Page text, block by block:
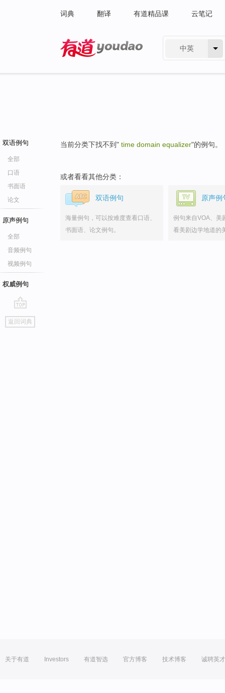
词典 翻译 有道精品课 云笔记
中英
双语例句
全部
口语
书面语
论文
原声例句
全部
音频例句
视频例句
权威例句
go
top
返回词典
当前分类下找不到" time domain equalizer"的例句。
或者看看其他分类：
双语例句
海量例句，可以按难度查看口语、
书面语、论文例句。
原声例
例句来自VOA、美
看美剧边学地道的
关于有道 Investors 有道智选 官方博客 技术博客 诚聘英才